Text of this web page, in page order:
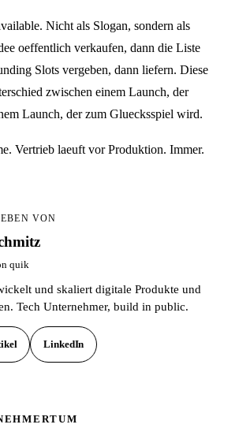
Nicht als Slogan, sondern als
oeffentlich verkaufen, dann die Liste
Slots vergeben, dann liefern. Diese
zwischen einem Launch, der
Launch, der zum Gluecksspiel wird.
Vertrieb laeuft vor Produktion. Immer.
VON
quik
und skaliert digitale Produkte und
Tech Unternehmer, build in public.
LinkedIn